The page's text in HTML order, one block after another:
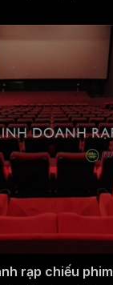
rạp chiếu phim